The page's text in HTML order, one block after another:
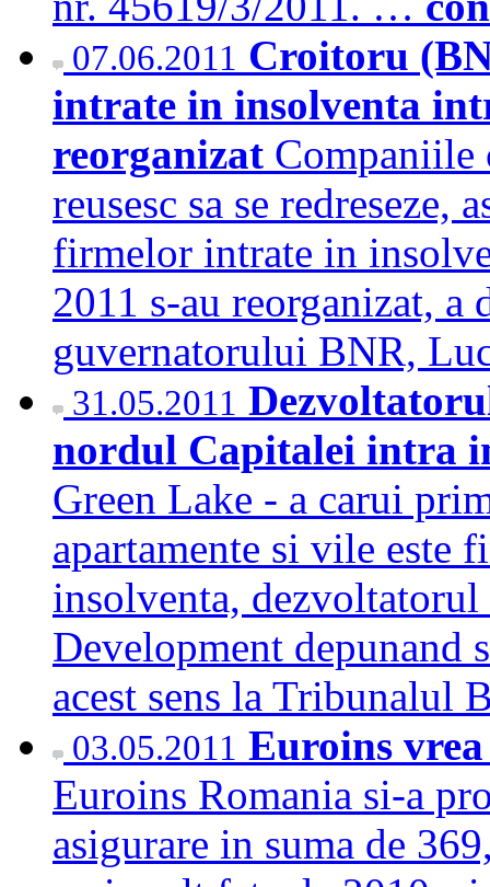
07.06.2011 Croitoru
intrate in insolventa
reorganizat Companiile
reusesc sa se
firmelor intrate in
2011 s-au reorganizat,
guvernatorului BNR,
31.05.2011
nordul Capitalei intra
Green Lake - a carui
apartamente si vile este
insolventa,
Development depunand
acest sens la
03.05.2011 Euroins
Euroins Romania si-a
asigurare in suma de